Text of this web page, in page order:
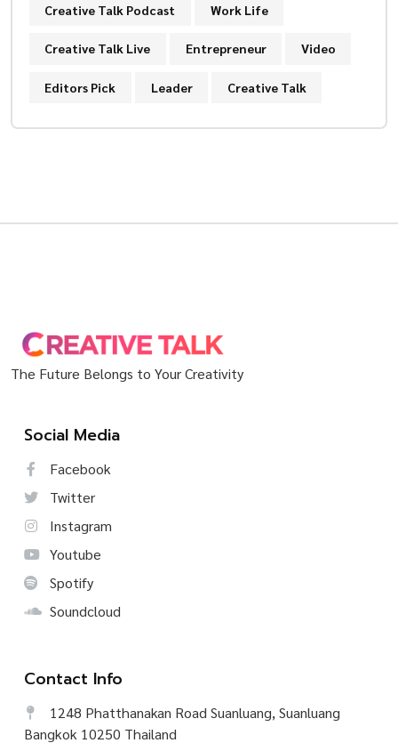
Creative Talk Podcast Work Life
Creative Talk Live Entrepreneur Video
Editors Pick Leader Creative Talk
The Future Belongs to Your Creativity
Social Media
Facebook
Twitter
Instagram
Youtube
Spotify
Soundcloud
Contact Info
1248 Phatthanakan Road Suanluang, Suanluang
Bangkok 10250 Thailand